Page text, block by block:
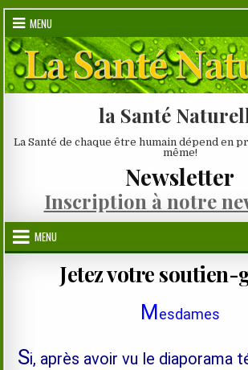
Skip
content
MENU
la Santé
La Santé de chaque être humain dépend en
même!
Newsletter
Inscription à notre
MENU
Jetez votre soutien-
Mesdames
Si, après avoir vu le diaporama